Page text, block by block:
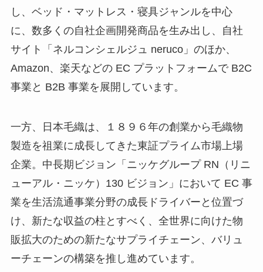
し、ベッド・マットレス・寝具ジャンルを中心
に、数多くの自社企画開発商品を生み出し、自社
サイト「ネルコンシェルジュ neruco」のほか、
Amazon、楽天などの EC プラットフォームで B2C
事業と B2B 事業を展開しています。
一方、日本毛織は、１８９６年の創業から毛織物
製造を祖業に成長してきた東証プライム市場上場
企業。中長期ビジョン「ニッケグループ RN（リニ
ューアル・ニッケ）130 ビジョン」において EC 事
業を生活流通事業分野の成長ドライバーと位置づ
け、新たな収益の柱とすべく、全世界に向けた物
販拡大のための新たなサプライチェーン、バリュ
ーチェーンの構築を推し進めています。